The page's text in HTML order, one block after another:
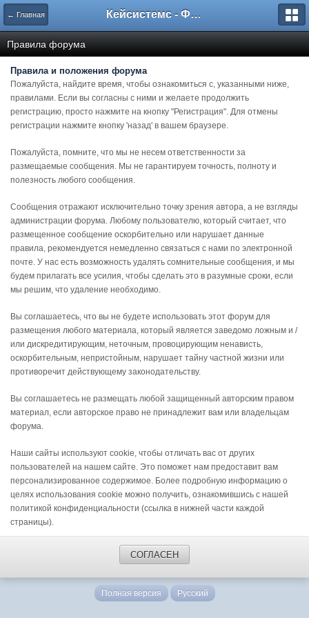
← Главная Кейсистемс - Форумы
Правила форума
Правила и положения форума
Пожалуйста, найдите время, чтобы ознакомиться с, указанными ниже,
правилами. Если вы согласны с ними и желаете продолжить
регистрацию, просто нажмите на кнопку "Регистрация". Для отмены
регистрации нажмите кнопку 'назад' в вашем браузере.
Пожалуйста, помните, что мы не несем ответственности за
размещаемые сообщения. Мы не гарантируем точность, полноту и
полезность любого сообщения.
Сообщения отражают исключительно точку зрения автора, а не взгляды
администрации форума. Любому пользователю, который считает, что
размещенное сообщение оскорбительно или нарушает данные
правила, рекомендуется немедленно связаться с нами по электронной
почте. У нас есть возможность удалять сомнительные сообщения, и мы
будем прилагать все усилия, чтобы сделать это в разумные сроки, если
мы решим, что удаление необходимо.
Вы соглашаетесь, что вы не будете использовать этот форум для
размещения любого материала, который является заведомо ложным и /
или дискредитирующим, неточным, провоцирующим ненависть,
оскорбительным, непристойным, нарушает тайну частной жизни или
противоречит действующему законодательству.
Вы соглашаетесь не размещать любой защищенный авторским правом
материал, если авторское право не принадлежит вам или владельцам
форума.
Наши сайты используют cookie, чтобы отличать вас от других
пользователей на нашем сайте. Это поможет нам предоставит вам
персонализированное содержимое. Более подробную информацию о
целях использования cookie можно получить, ознакомившись с нашей
политикой конфиденциальности (ссылка в нижней части каждой
страницы).
СОГЛАСЕН
Полная версия Русский